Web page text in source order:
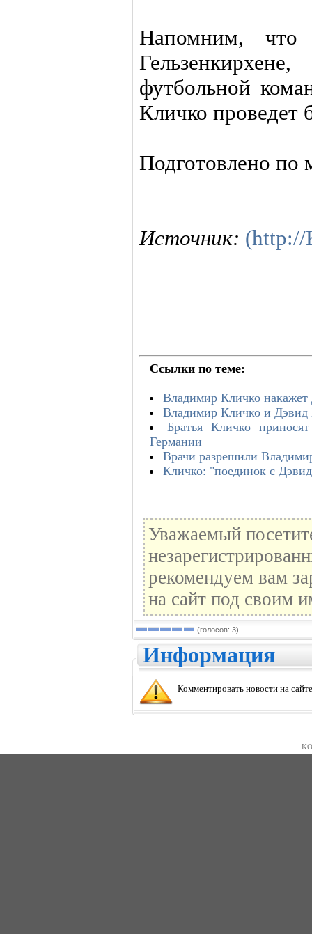
Напомним,
футбольной
Кличко проведет
Подготовлено по
Источник: (http://
Ссылки по теме:
Владимир Кличко накажет
Владимир Кличко и Дэвид
Братья Кличко
Германии
Врачи разрешили
Кличко: "поединок с
Уважаемый
рекомендуем вам
на сайт под своим
(голосов: 3)
Информация
Комментировать новости на